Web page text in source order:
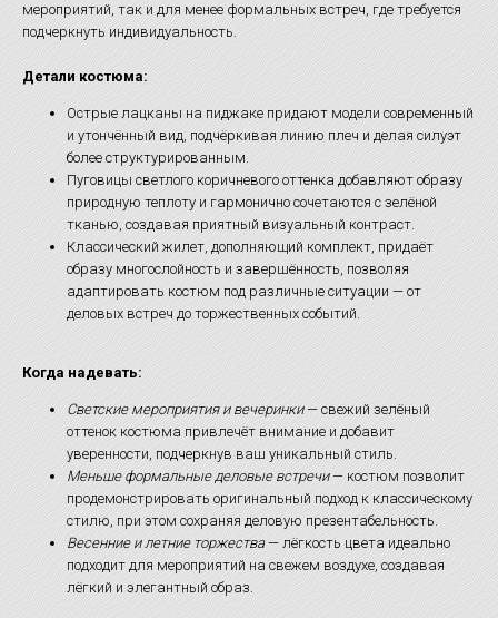
мероприятий, так и для менее формальных встреч, где требуется
подчеркнуть индивидуальность.
Детали костюма:
Острые лацканы на пиджаке придают модели современный
и утончённый вид, подчёркивая линию плеч и делая силуэт
более структурированным.
Пуговицы светлого коричневого оттенка добавляют образу
природную теплоту и гармонично сочетаются с зелёной
тканью, создавая приятный визуальный контраст.
Классический жилет, дополняющий комплект, придаёт
образу многослойность и завершённость, позволяя
адаптировать костюм под различные ситуации — от
деловых встреч до торжественных событий.
Когда надевать:
Светские мероприятия и вечеринки— свежий зелёный
оттенок костюма привлечёт внимание и добавит
уверенности, подчеркнув ваш уникальный стиль.
Меньше формальные деловые встречи— костюм позволит
продемонстрировать оригинальный подход к классическому
стилю, при этом сохраняя деловую презентабельность.
Весенние и летние торжества— лёгкость цвета идеально
подходит для мероприятий на свежем воздухе, создавая
лёгкий и элегантный образ.